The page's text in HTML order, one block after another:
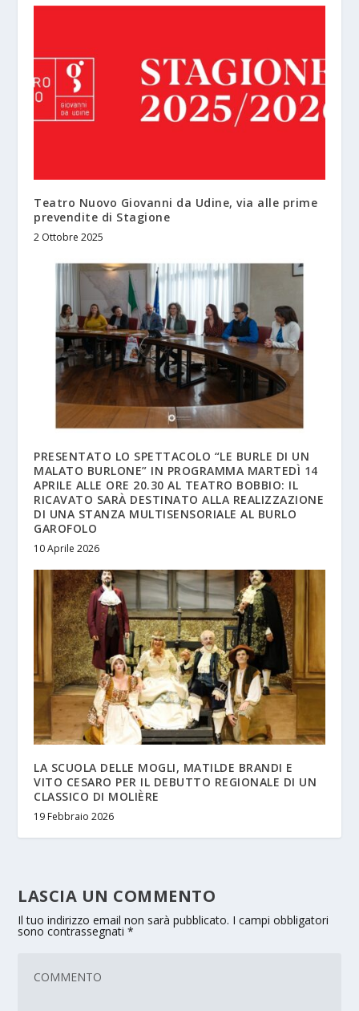
Teatro Nuovo Giovanni da Udine, via alle prime
prevendite di Stagione
2 Ottobre 2025
PRESENTATO LO SPETTACOLO “LE BURLE DI UN
MALATO BURLONE” IN PROGRAMMA MARTEDÌ 14
APRILE ALLE ORE 20.30 AL TEATRO BOBBIO: IL
RICAVATO SARÀ DESTINATO ALLA REALIZZAZIONE
DI UNA STANZA MULTISENSORIALE AL BURLO
GAROFOLO
10 Aprile 2026
LA SCUOLA DELLE MOGLI, MATILDE BRANDI E
VITO CESARO PER IL DEBUTTO REGIONALE DI UN
CLASSICO DI MOLIÈRE
19 Febbraio 2026
LASCIA UN COMMENTO
Il tuo indirizzo email non sarà pubblicato. I campi obbligatori
sono contrassegnati*